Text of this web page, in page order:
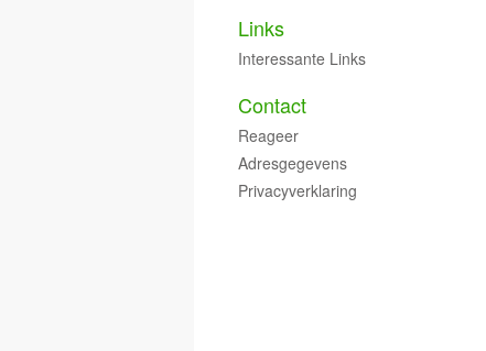
Links
Interessante Links
Contact
Reageer
Adresgegevens
Privacyverklaring